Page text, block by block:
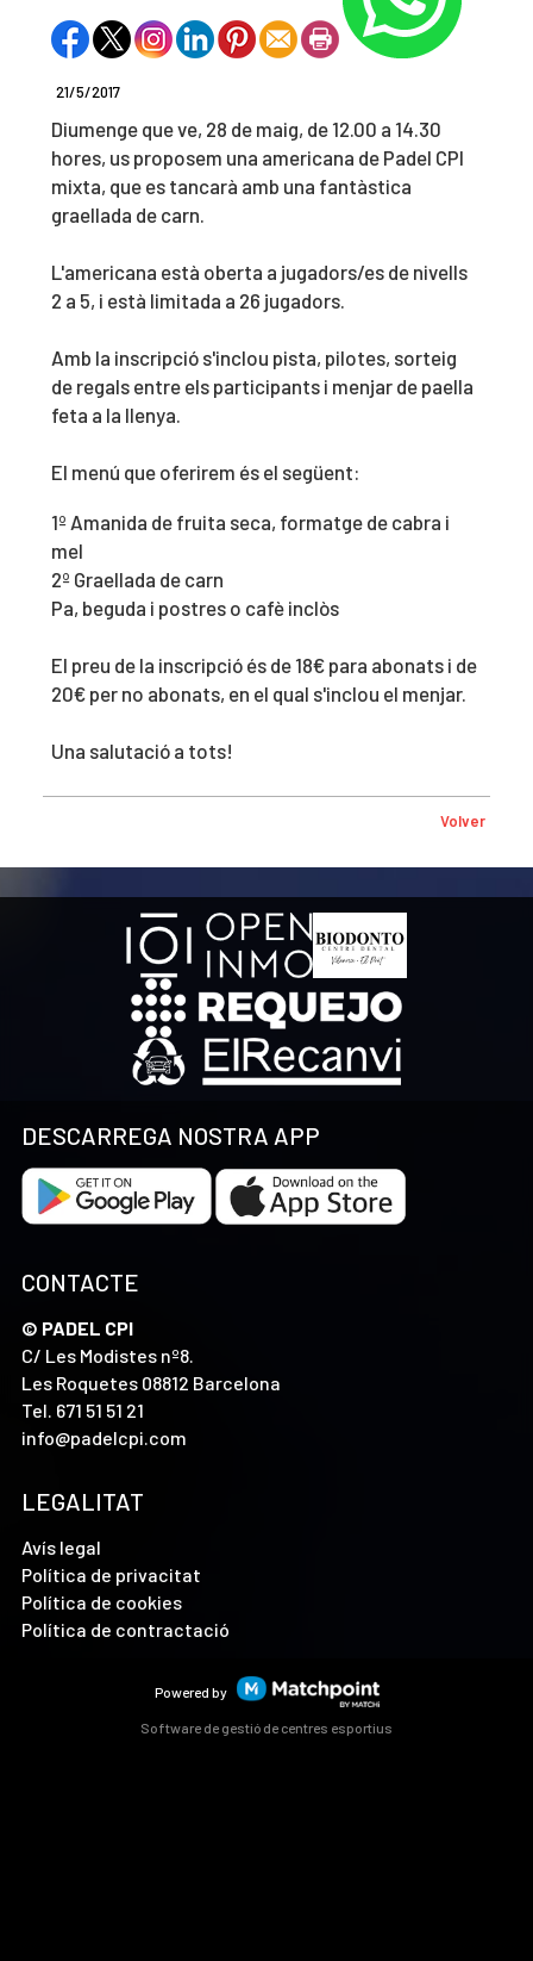
21/5/2017
Diumenge que ve, 28 de maig, de 12.00 a 14.30
hores, us proposem una americana de Padel CPI
mixta, que es tancarà amb una fantàstica
graellada de carn.
L'americana està oberta a jugadors/es de nivells
2 a 5, i està limitada a 26 jugadors.
Amb la inscripció s'inclou pista, pilotes, sorteig
de regals entre els participants i menjar de paella
feta a la llenya.
El menú que oferirem és el següent:
1º Amanida de fruita seca, formatge de cabra i
mel
2º Graellada de carn
Pa, beguda i postres o cafè inclòs
El preu de la inscripció és de 18€ para abonats i de
20€ per no abonats, en el qual s'inclou el menjar.
Una salutació a tots!
Volver
DESCARREGA NOSTRA APP
CONTACTE
© PADEL CPI
C/ Les Modistes nº8.
Les Roquetes 08812 Barcelona
Tel. 671 51 51 21
info@padelcpi.com
LEGALITAT
Avís legal
Política de privacitat
Política de cookies
Política de contractació
Powered by
Software de gestió de centres esportius